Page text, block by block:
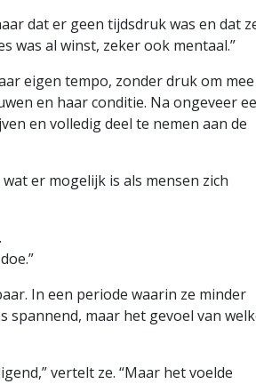
dat er geen tijdsdruk was en dat
was al winst, zeker ook mentaal.”
eigen tempo, zonder druk om
en haar conditie. Na ongeveer
en volledig deel te nemen aan de
er mogelijk is als mensen zich
In een periode waarin ze minder
spannend, maar het gevoel van
vertelt ze. “Maar het voelde